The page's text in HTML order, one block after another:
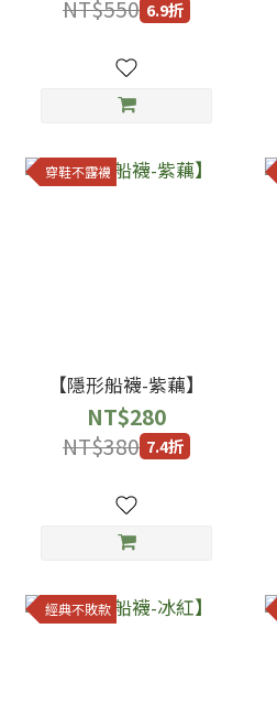
NT$550 6.9折
穿鞋不露襪
【隱形船襪-紫藕】
NT$280
NT$380 7.4折
經典不敗款